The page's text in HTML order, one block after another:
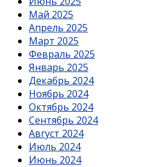
Май 2025
Апрель 2025
Март 2025
Февраль 2025
Январь 2025
Декабрь 2024
Ноябрь 2024
Октябрь 2024
Сентябрь 2024
Август 2024
Июль 2024
Июнь 2024